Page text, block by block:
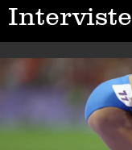
Interviste